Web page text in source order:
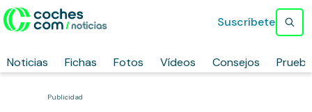
Noticias Fichas Fotos Vídeos Consejos
Suscríbete
Publicidad